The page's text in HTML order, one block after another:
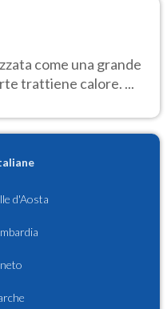
come una grande
trattiene calore. ...
d'Aosta